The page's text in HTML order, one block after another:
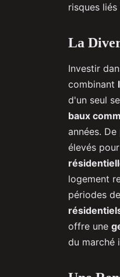
risques
La
Investir
combinant
d'un seul
baux
années. De
élevés
logement
périodes
offre une
du marché